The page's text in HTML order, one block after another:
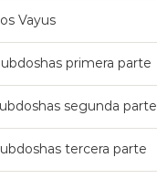
Vayus
primera parte
segunda parte
tercera parte